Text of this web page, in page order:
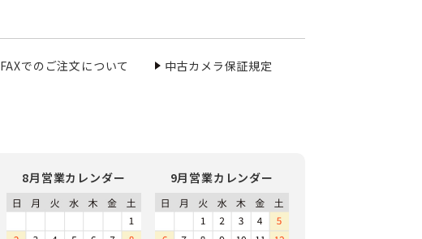
FAXでのご注文について 中古カメラ保証規定
8月営業カレンダー 9月営業カレンダー